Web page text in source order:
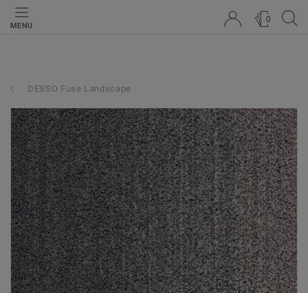
MENU
0
DESSO Fuse Landscape